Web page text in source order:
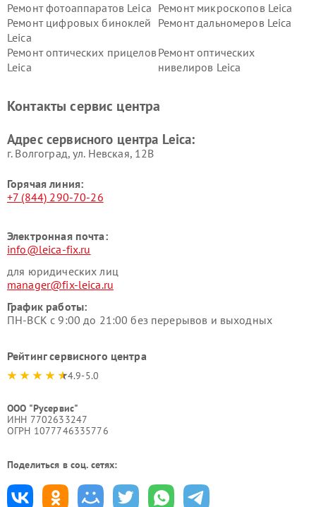
Ремонт фотоаппаратов Leica Ремонт микроскопов Leica
Ремонт цифровых биноклей
Leica
Ремонт дальномеров Leica
Ремонт оптических прицелов
Leica
Ремонт оптических
нивелиров Leica
Контакты сервис центра
Адрес сервисного центра Leica:
г. Волгоград, ул. Невская, 12В
Горячая линия:
+7 (844) 290-70-26
Электронная почта:
info@leica-fix.ru
для юридических лиц
manager@fix-leica.ru
График работы:
ПН-ВСК с 9:00 до 21:00 без перерывов и выходных
Рейтинг сервисного центра
4.9-5.0
ООО "Русервис"
ИНН 7702633247
ОГРН 1077746335776
Поделиться в соц. сетях: